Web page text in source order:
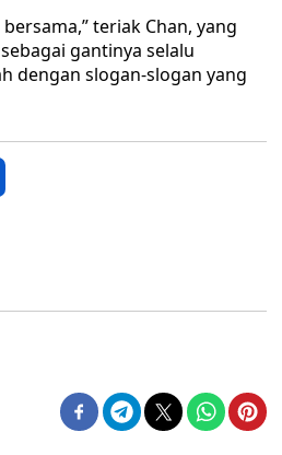
teriak Chan, yang
gantinya selalu
dengan slogan-slogan yang